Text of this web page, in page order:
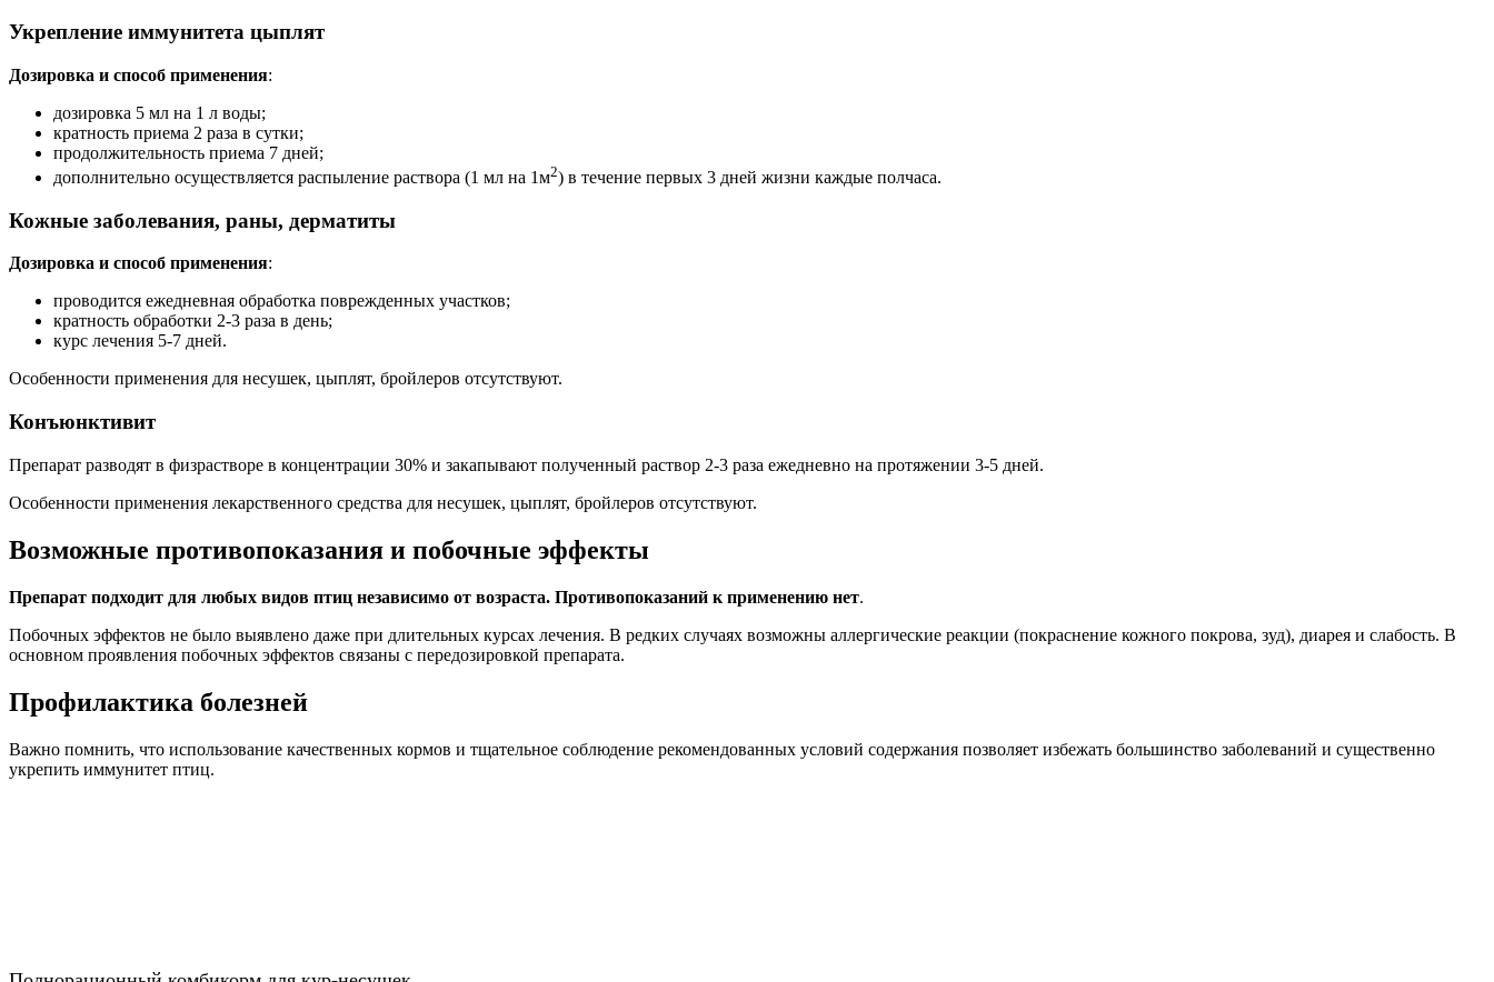
Укрепление иммунитета цыплят
Дозировка и способ применения:
дозировка 5 мл на 1 л воды;
кратность приема 2 раза в сутки;
продолжительность приема 7 дней;
дополнительно осуществляется распыление раствора (1 мл на 1м2) в течение первых 3 дней жизни каждые полчаса.
Кожные заболевания, раны, дерматиты
Дозировка и способ применения:
проводится ежедневная обработка поврежденных участков;
кратность обработки 2-3 раза в день;
курс лечения 5-7 дней.
Особенности применения для несушек, цыплят, бройлеров отсутствуют.
Конъюнктивит
Препарат разводят в физрастворе в концентрации 30% и закапывают полученный раствор 2-3 раза ежедневно на протяжении 3-5 дней.
Особенности применения лекарственного средства для несушек, цыплят, бройлеров отсутствуют.
Возможные противопоказания и побочные эффекты
Препарат подходит для любых видов птиц независимо от возраста. Противопоказаний к применению нет.
Побочных эффектов не было выявлено даже при длительных курсах лечения. В редких случаях возможны аллергические реакции (покраснение кожного покрова, зуд), диарея и слабость. В
основном проявления побочных эффектов связаны с передозировкой препарата.
Профилактика болезней
Важно помнить, что использование качественных кормов и тщательное соблюдение рекомендованных условий содержания позволяет избежать большинство заболеваний и существенно
укрепить иммунитет птиц.